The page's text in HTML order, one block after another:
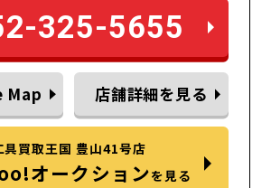
325-5655
Map 店舗詳細を見る
具買取王国 豊山41号店
オークションを見る